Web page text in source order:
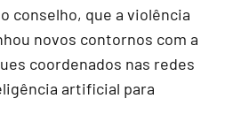
conselho, que a violência
novos contornos com a
coordenados nas redes
artificial para